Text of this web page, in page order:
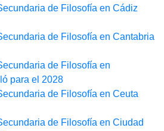
de Filosofía en Cádiz
de Filosofía en Cantabria
de Filosofía en
para el 2028
de Filosofía en Ceuta
de Filosofía en Ciudad